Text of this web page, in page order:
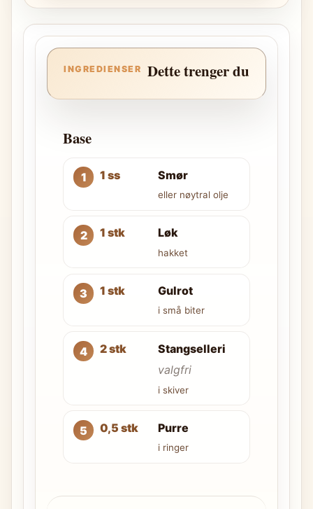
INGREDIENSER Dette trenger du
Base
1 ss Smør
eller nøytral olje
1 stk Løk
hakket
1 stk Gulrot
i små biter
2 stk
Stangselleri
valgfri
i skiver
0,5 stk Purre
i ringer